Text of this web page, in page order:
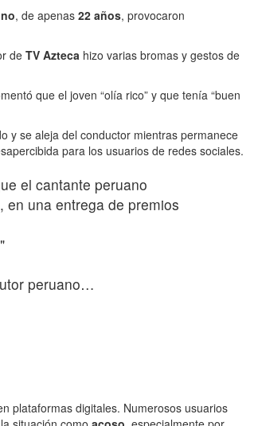
, de apenas 22 años, provocaron
de TV Azteca hizo varias bromas y gestos de
que el joven “olía rico” y que tenía “buen
y se aleja del conductor mientras permanece
para los usuarios de redes sociales.
el cantante peruano
en una entrega de premios
peruano…
plataformas digitales. Numerosos usuarios